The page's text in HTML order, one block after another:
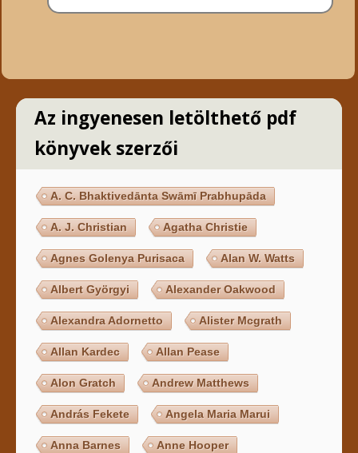
Az ingyenesen letölthető pdf
könyvek szerzői
A. C. Bhaktivedānta Swāmī Prabhupāda
A. J. Christian Agatha Christie
Agnes Golenya Purisaca Alan W. Watts
Albert Györgyi Alexander Oakwood
Alexandra Adornetto Alister Mcgrath
Allan Kardec Allan Pease
Alon Gratch Andrew Matthews
András Fekete Angela Maria Marui
Anna Barnes Anne Hooper